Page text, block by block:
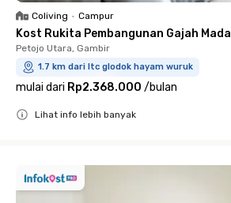
Coliving • Campur
Kost Rukita Pembangunan Gajah Mada
Petojo Utara, Gambir
1.7 km dari ltc glodok hayam wuruk
mulai dari Rp2.368.000 /bulan
Lihat info lebih banyak